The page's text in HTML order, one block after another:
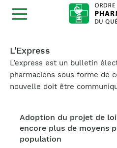
Ouvrir
la
L'Express
L’express est un bulletin
pharmaciens sous forme de
nouvelle doit être
Adoption du projet de
encore plus de moyens
population